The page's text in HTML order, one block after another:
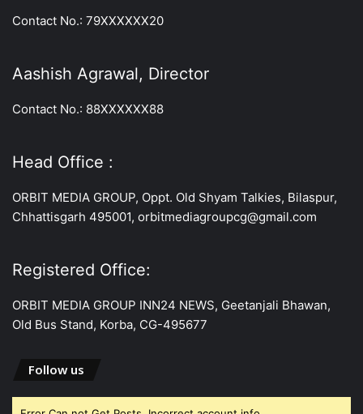
Contact No.: 79XXXXXX20
Aashish Agrawal, Director
Contact No.: 88XXXXXX88
Head Office :
ORBIT MEDIA GROUP, Oppt. Old Shyam Talkies, Bilaspur,
Chhattisgarh 495001, orbitmediagroupcg@gmail.com
Registered Office:
ORBIT MEDIA GROUP INN24 NEWS, Geetanjali Bhawan,
Old Bus Stand, Korba, CG-495677
Follow us